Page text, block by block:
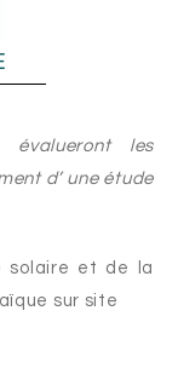
évalueront les
d’ une étude
solaire et de la
sur site